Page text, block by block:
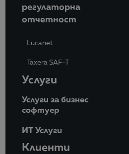
регулаторна
отчетност
Lucanet
Taxera SAF-T
Услуги
Услуги за бизнес
софтуер
ИТ Услуги
Клиенти